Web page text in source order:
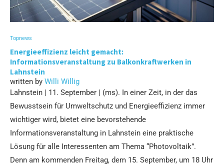
Topnews
Energieeffizienz leicht gemacht:
Informationsveranstaltung zu Balkonkraftwerken in
Lahnstein
written by Willi Willig
Lahnstein | 11. September | (ms). In einer Zeit, in der das
Bewusstsein für Umweltschutz und Energieeffizienz immer
wichtiger wird, bietet eine bevorstehende
Informationsveranstaltung in Lahnstein eine praktische
Lösung für alle Interessenten am Thema “Photovoltaik”.
Denn am kommenden Freitag, dem 15. September, um 18 Uhr